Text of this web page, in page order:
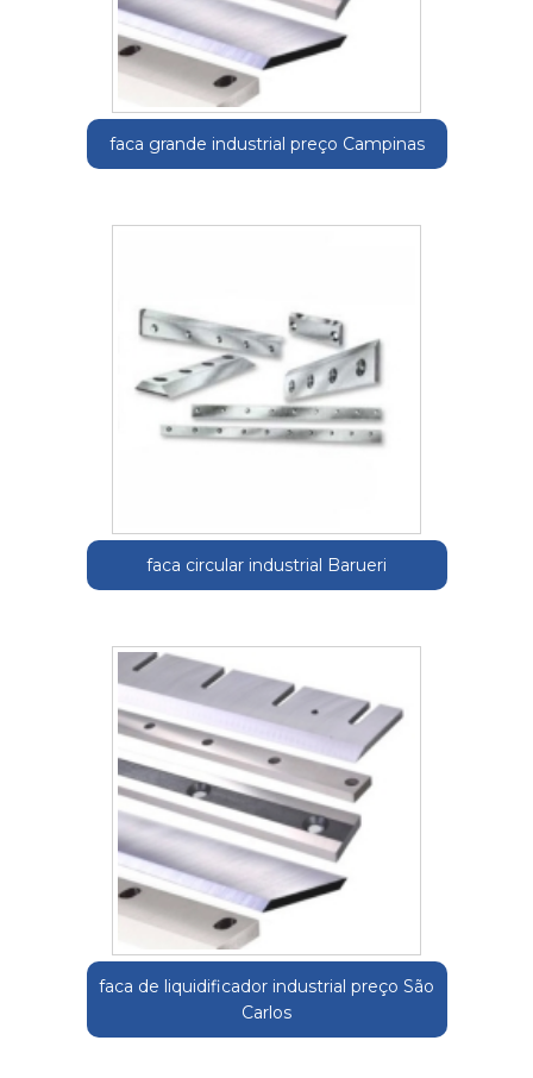
faca grande industrial preço Campinas
faca circular industrial Barueri
faca de liquidificador industrial preço São
Carlos